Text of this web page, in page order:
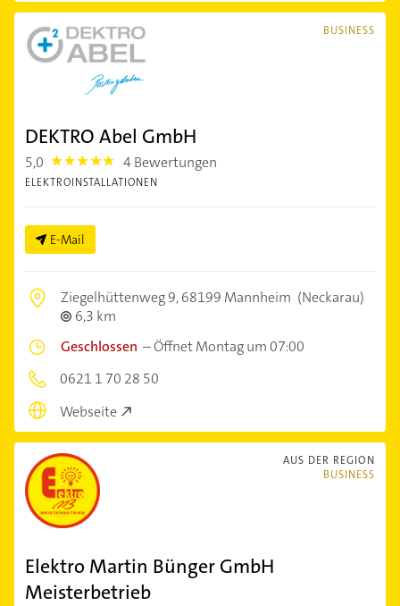
BUSINESS
DEKTRO Abel GmbH
5,0 5.0 4 Bewertungen
ELEKTROINSTALLATIONEN
E-Mail
Ziegelhüttenweg 9,68199 Mannheim (Neckarau)
6,3 km
Geschlossen –Öffnet Montag um 07:00
0621 1 70 28 50
Webseite
AUS DER REGION
BUSINESS
Elektro Martin Bünger GmbH
Meisterbetrieb